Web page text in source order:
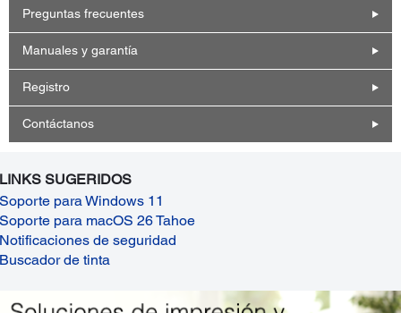
Preguntas frecuentes
Manuales y garantía
Registro
Contáctanos
LINKS SUGERIDOS
Soporte para Windows 11
Soporte para macOS 26 Tahoe
Notificaciones de seguridad
Buscador de tinta